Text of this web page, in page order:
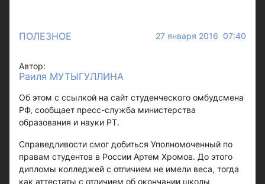
ПОЛЕЗНОЕ 27 января 2016 07:40
Автор:
Раиля МУТЫГУЛЛИНА
Об этом с ссылкой на сайт студенческого омбудсмена
РФ, сообщает пресс-служба министерства
образования и науки РТ.
Справедливости смог добиться Уполномоченный по
правам студентов в России Артем Хромов. До этого
дипломы колледжей с отличием не имели веса, тогда
как аттестаты с отличием об окончании школы